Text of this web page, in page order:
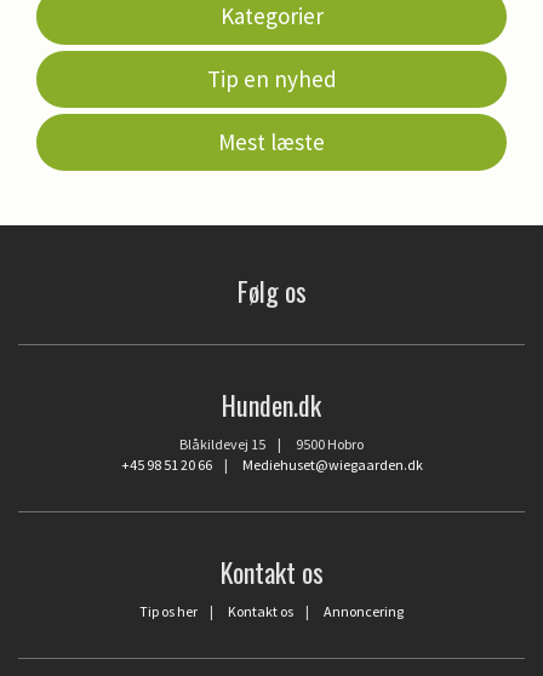
Kategorier
Tip en nyhed
Mest læste
Følg os
Hunden.dk
Blåkildevej 15 | 9500 Hobro
+45 98 51 20 66| Mediehuset@wiegaarden.dk
Kontakt os
Tip os her | Kontakt os | Annoncering